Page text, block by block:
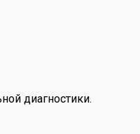
диагностики.